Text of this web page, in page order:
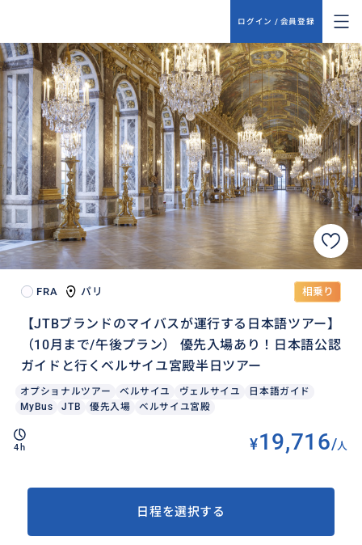
ログイン / 会員登録
FRA パリ 相乗り
【JTBブランドのマイバスが運行する日本語ツアー】
（10月まで/午後プラン） 優先入場あり！日本語公認
ガイドと行くベルサイユ宮殿半日ツアー
オプショナルツアー ベルサイユ ヴェルサイユ
日本語ガイド
MyBus
JTB 優先入場 ベルサイユ宮殿
4h ¥19,716/人
日程を選択する